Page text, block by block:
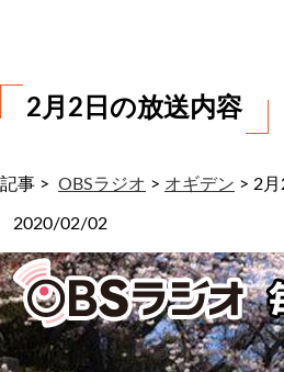
2月2日の放送内容
記事 > OBSラジオ > オギデン > 2
2020/02/02